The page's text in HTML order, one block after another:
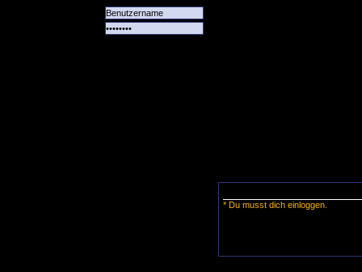
* Du musst dich einloggen.